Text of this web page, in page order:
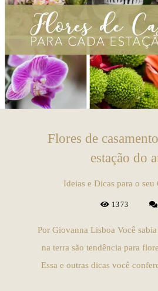
Flores de
estação do
Ideias e Dicas para o seu
1373
Por Giovanna Lisboa Você
na terra são tendência para
Essa e outras dicas você